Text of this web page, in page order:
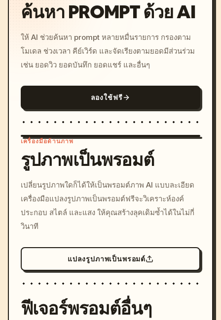
ค้นหา PROMPT ด้วย AI
ให้ AI ช่วยค้นหา prompt หลายหมื่นรายการ กรองตาม
โมเดล ช่วงเวลา คีย์เวิร์ด และจัดเรียงตามยอดมีส่วนร่วม
เช่น ยอดวิว ยอดบันทึก ยอดแชร์ และอื่นๆ
ลองใช้ฟรี
c, cyberpunk sunset, neon
colors, 8k --v 6.0
เครื่องมือด้านภาพ
รูปภาพเป็นพรอมต์
เปลี่ยนรูปภาพใดก็ได้ให้เป็นพรอมต์ภาพ AI แบบละเอียด
เครื่องมือแปลงรูปภาพเป็นพรอมต์ฟรีจะวิเคราะห์องค์
ประกอบ สไตล์ และแสง ให้คุณสร้างลุคเดิมซ้ำได้ในไม่กี่
วินาที
แปลงรูปภาพเป็นพรอมต์
ฟีเจอร์พรอมต์อื่นๆ